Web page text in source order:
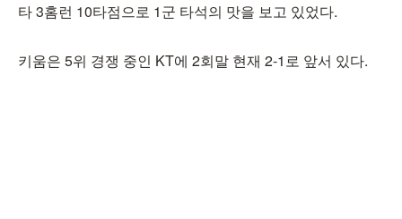
타 3홈런 10타점으로 1군 타석의 맛을 보고 있었다.
키움은 5위 경쟁 중인 KT에 2회말 현재 2-1로 앞서 있다.